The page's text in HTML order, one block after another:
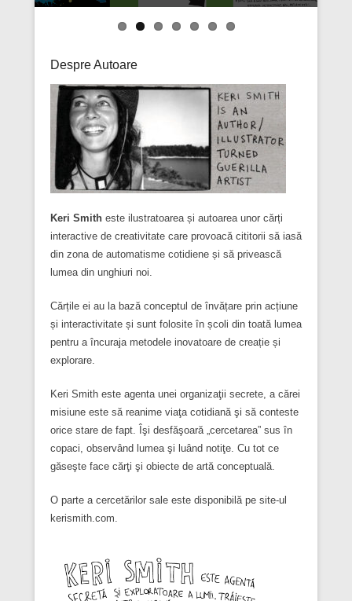
Despre Autoare
Keri Smith este ilustratoarea și autoarea unor cărți
interactive de creativitate care provoacă cititorii să iasă
din zona de automatisme cotidiene și să privească
lumea din unghiuri noi.
Cărțile ei au la bază conceptul de învățare prin acțiune
și interactivitate și sunt folosite în școli din toată lumea
pentru a încuraja metodele inovatoare de creație și
explorare.
Keri Smith este agenta unei organizaţii secrete, a cărei
misiune este să reanime viaţa cotidiană şi să conteste
orice stare de fapt. Îşi desfăşoară „cercetarea” sus în
copaci, observând lumea şi luând notiţe. Cu tot ce
găseşte face cărţi şi obiecte de artă conceptuală.
O parte a cercetărilor sale este disponibilă pe site-ul
kerismith.com.